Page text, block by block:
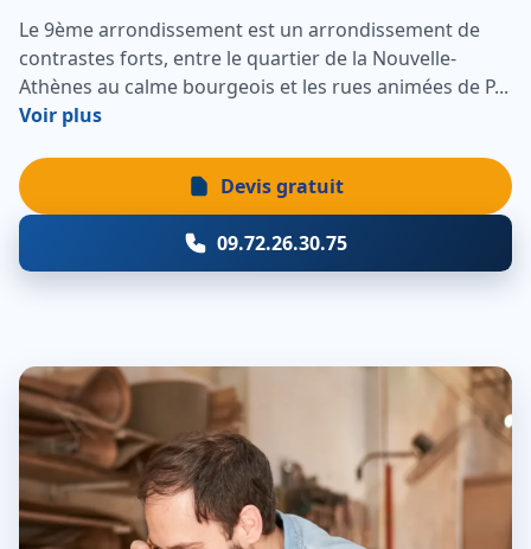
Le 9ème arrondissement est un arrondissement de
contrastes forts, entre le quartier de la Nouvelle-
Athènes au calme bourgeois et les rues animées de P...
Voir plus
Devis gratuit
09.72.26.30.75